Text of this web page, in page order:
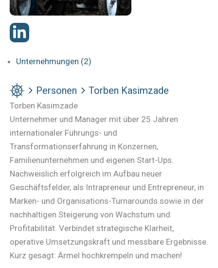
Unternehmungen (2)
Personen Torben Kasimzade
Torben Kasimzade
Unternehmer und Manager mit über 25 Jahren
internationaler Führungs- und
Transformationserfahrung in Konzernen,
Familienunternehmen und eigenen Start-Ups.
Nachweislich erfolgreich im Aufbau neuer
Geschäftsfelder, als Intrapreneur und Entrepreneur, in
Marken- und Organisations-Turnarounds sowie in der
nachhaltigen Steigerung von Wachstum und
Profitabilität. Verbindet strategische Klarheit,
operative Umsetzungskraft und messbare Ergebnisse.
Kurz gesagt: Ärmel hochkrempeln und machen!